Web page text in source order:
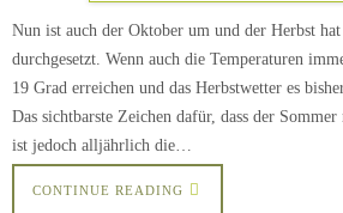
Nun ist auch der Oktober um und der Herbst
durchgesetzt. Wenn auch die Temperaturen
19 Grad erreichen und das Herbstwetter es
Das sichtbarste Zeichen dafür, dass der
ist jedoch alljährlich die…
CONTINUE READING